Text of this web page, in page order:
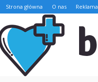
Strona główna O nas Reklama